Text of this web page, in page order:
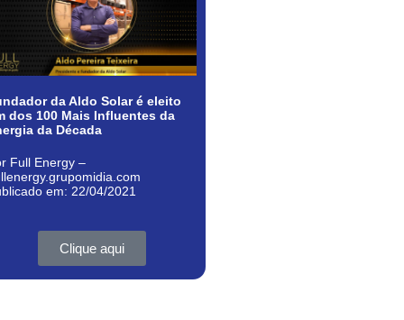
da Aldo Solar é eleito
dos 100 Mais Influentes da
da Década
Full Energy –
em: 22/04/2021
Clique aqui